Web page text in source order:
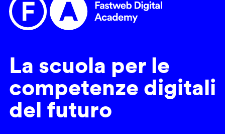
La scuola per le
competenze digitali
del futuro